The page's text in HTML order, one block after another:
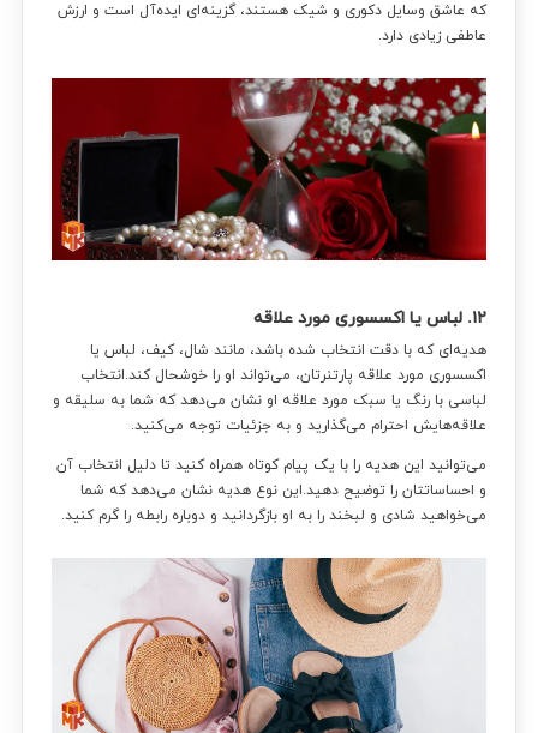
که عاشق وسایل دکوری و شیک هستند، گزینه‌ای ایده‌آل است و ارزش
عاطفی زیادی دارد.
۱۲. لباس یا اکسسوری مورد علاقه
هدیه‌ای که با دقت انتخاب شده باشد، مانند شال، کیف، لباس یا
اکسسوری مورد علاقه پارتنرتان، می‌تواند او را خوشحال کند.انتخاب
لباسی با رنگ یا سبک مورد علاقه او نشان می‌دهد که شما به سلیقه و
علاقه‌هایش احترام می‌گذارید و به جزئیات توجه می‌کنید.
می‌توانید این هدیه را با یک پیام کوتاه همراه کنید تا دلیل انتخاب آن
و احساساتتان را توضیح دهید.این نوع هدیه نشان می‌دهد که شما
می‌خواهید شادی و لبخند را به او بازگردانید و دوباره رابطه را گرم کنید.